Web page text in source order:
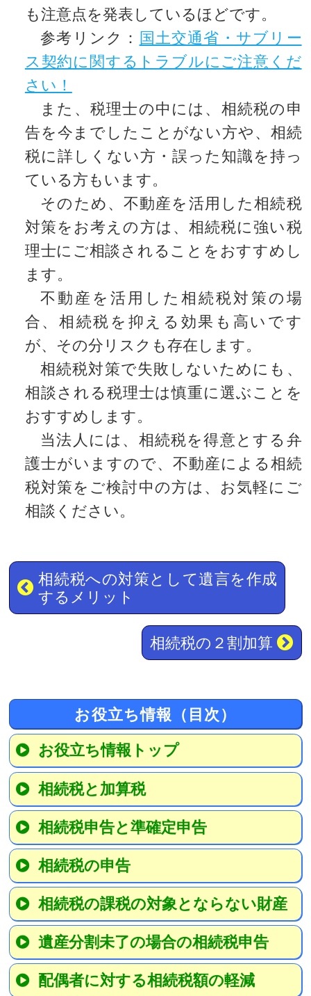
も注意点を発表しているほどです。
参考リンク： 国土交通省・サブリー
ス契約に関するトラブルにご注意くだ
さい！
また、税理士の中には、相続税の申
告を今までしたことがない方や、相続
税に詳しくない方・誤った知識を持っ
ている方もいます。
そのため、不動産を活用した相続税
対策をお考えの方は、相続税に強い税
理士にご相談されることをおすすめし
ます。
不動産を活用した相続税対策の場
合、相続税を抑える効果も高いです
が、その分リスクも存在します。
相続税対策で失敗しないためにも、
相談される税理士は慎重に選ぶことを
おすすめします。
当法人には、相続税を得意とする弁
護士がいますので、不動産による相続
税対策をご検討中の方は、お気軽にご
相談ください。
相続税への対策として遺言を作成
するメリット
相続税の２割加算
お役立ち情報（目次）
お役立ち情報トップ
相続税と加算税
相続税申告と準確定申告
相続税の申告
相続税の課税の対象とならない財産
遺産分割未了の場合の相続税申告
配偶者に対する相続税額の軽減